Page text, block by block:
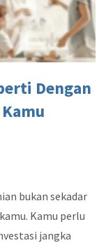
Dengan
bukan sekadar
Kamu perlu
jangka